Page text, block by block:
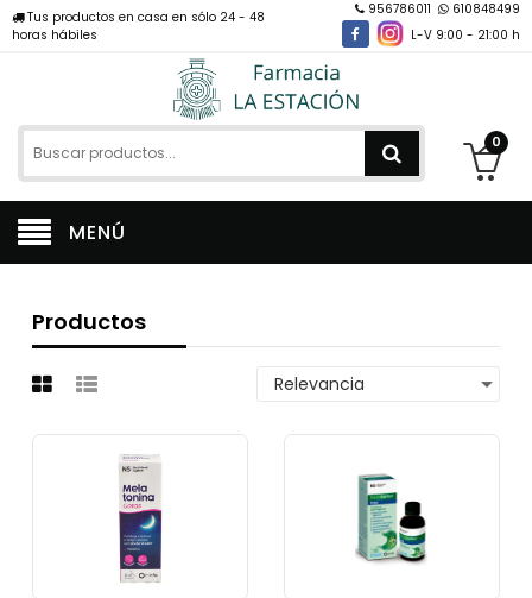
Tus productos en casa en sólo 24 - 48
horas hábiles
956786011
610848499
L-V 9:00 - 21:00 h
0
MENÚ
Productos